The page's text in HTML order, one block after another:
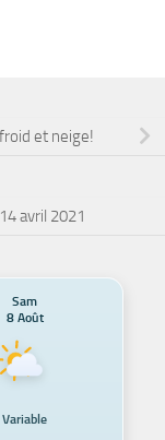
et neige!
avril 2021
Sam
8 Août
Variable